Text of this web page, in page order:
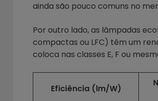
ainda são pouco comuns no
Por outro lado, as lâmpadas
compactas ou LFC) têm um
coloca nas classes E, F ou
Eficiência (lm/W)